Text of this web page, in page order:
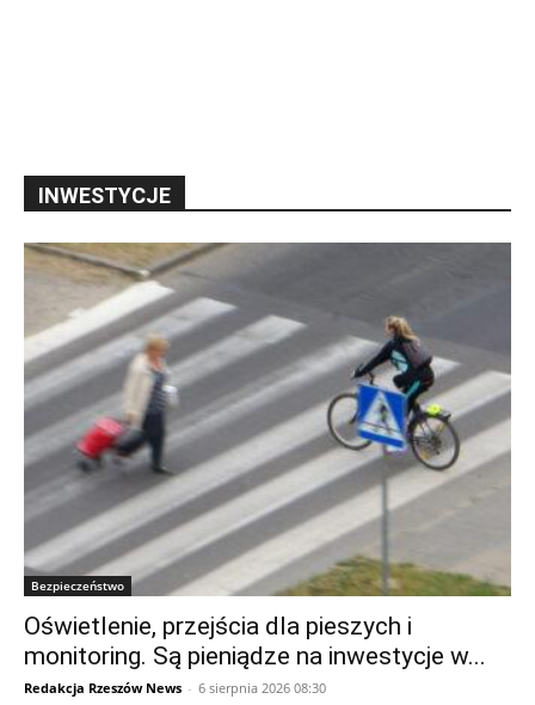
INWESTYCJE
Bezpieczeństwo
Oświetlenie, przejścia dla pieszych i
monitoring. Są pieniądze na inwestycje w...
Redakcja Rzeszów News - 6 sierpnia 2026 08:30